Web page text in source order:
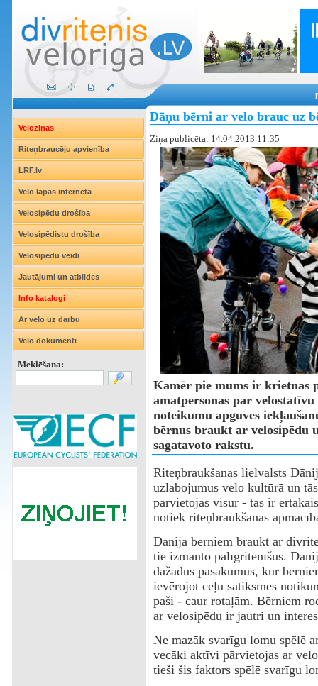
Veloziņas
Riteņbraucēju apvienība
LRF.lv
Velo lapas internetā
Velosipēdu drošība
Velosipēdistu drošība
Velosipēdu veidi
Jautājumi un atbildes
Info katalogi
Ar velo uz darbu
Velo dokumenti
Meklēšana:
Dāņu bērni ar velo brauc uz
Ziņa publicēta: 14.04.2013 11:35
Kamēr pie mums ir krietnas
amatpersonas par
noteikumu apguves
bērnus braukt ar velosipēdu
sagatavoto rakstu.
Riteņbraukšanas lielvalsts
uzlabojumus velo kultūrā un
pārvietojas visur - tas ir
notiek riteņbraukšanas
Dānijā bērniem braukt ar
tie izmanto palīgritenīšus.
dažādus pasākumus, kur
ievērojot ceļu satiksmes
paši - caur rotaļām. Bērniem
ar velosipēdu ir jautri un
Ne mazāk svarīgu lomu spēlē
vecāki aktīvi pārvietojas ar
tieši šis faktors spēlē svarīgu